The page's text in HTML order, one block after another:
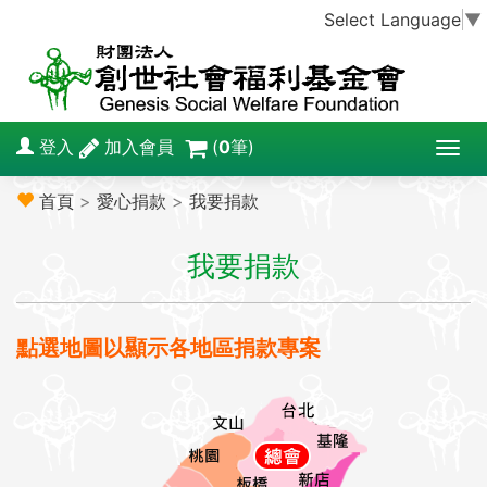
Select Language ▼
T
o
登入 加入會員 (0筆)
首頁 > 愛心捐款 > 我要捐款
我要捐款
點選地圖以顯示各地區捐款專案